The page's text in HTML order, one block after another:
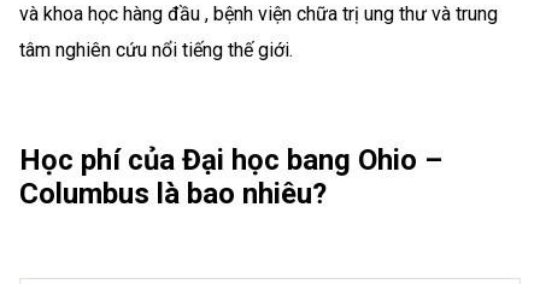
và khoa học hàng đầu , bệnh viện chữa trị ung thư và trung
tâm nghiên cứu nổi tiếng thế giới.
Học phí của Đại học bang Ohio –
Columbus là bao nhiêu?